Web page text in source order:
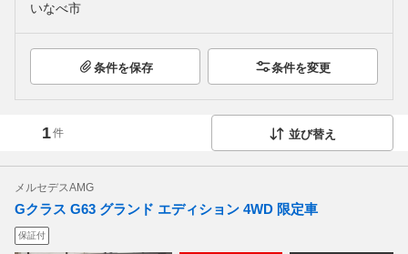
いなべ市
条件を保存 条件を変更
1件 並び替え
メルセデスAMG
Gクラス G63 グランド エディション 4WD 限定車
保証付